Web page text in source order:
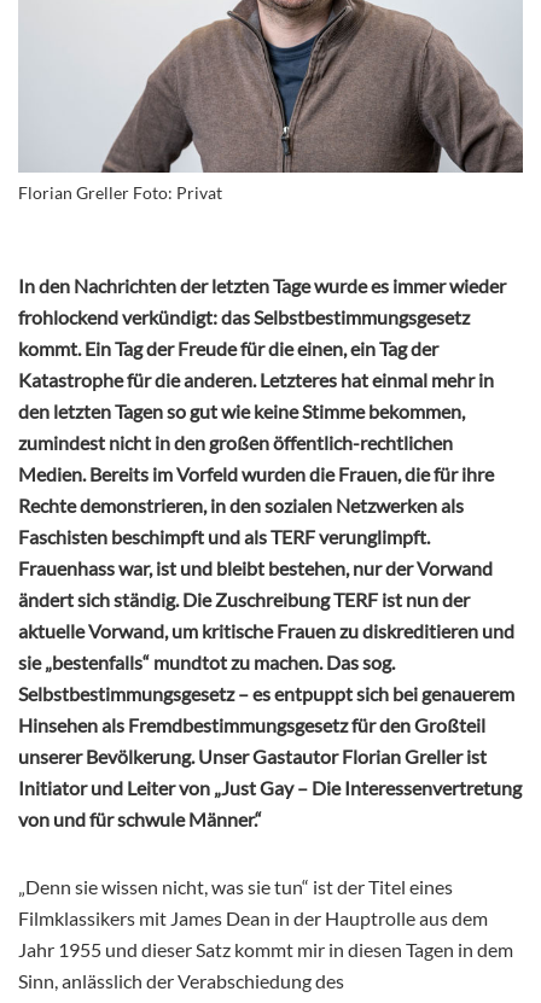
Florian Greller Foto: Privat
In den Nachrichten der letzten Tage wurde es immer wieder
frohlockend verkündigt: das Selbstbestimmungsgesetz
kommt. Ein Tag der Freude für die einen, ein Tag der
Katastrophe für die anderen. Letzteres hat einmal mehr in
den letzten Tagen so gut wie keine Stimme bekommen,
zumindest nicht in den großen öffentlich-rechtlichen
Medien. Bereits im Vorfeld wurden die Frauen, die für ihre
Rechte demonstrieren, in den sozialen Netzwerken als
Faschisten beschimpft und als TERF verunglimpft.
Frauenhass war, ist und bleibt bestehen, nur der Vorwand
ändert sich ständig. Die Zuschreibung TERF ist nun der
aktuelle Vorwand, um kritische Frauen zu diskreditieren und
sie „bestenfalls“ mundtot zu machen. Das sog.
Selbstbestimmungsgesetz – es entpuppt sich bei genauerem
Hinsehen als Fremdbestimmungsgesetz für den Großteil
unserer Bevölkerung. Unser Gastautor Florian Grellerist
Initiator und Leiter von „Just Gay – Die Interessenvertretung
von und für schwule Männer.“
„Denn sie wissen nicht, was sie tun“ ist der Titel eines
Filmklassikers mit James Dean in der Hauptrolle aus dem
Jahr 1955 und dieser Satz kommt mir in diesen Tagen in dem
Sinn, anlässlich der Verabschiedung des